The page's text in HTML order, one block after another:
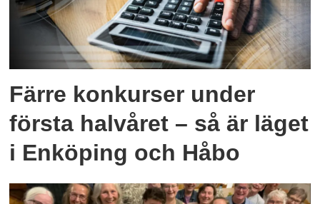
Färre konkurser under
första halvåret – så är läget
i Enköping och Håbo